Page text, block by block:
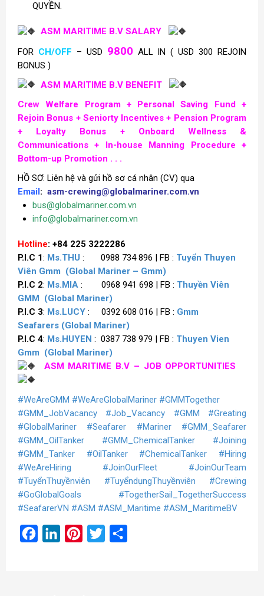
QUYỀN.
ASM MARITIME B.V SALARY
FOR CH/OFF – USD 9800 ALL IN ( USD 300 REJOIN
BONUS )
ASM MARITIME B.V BENEFIT
Crew Welfare Program + Personal Saving Fund +
Rejoin Bonus + Seniorty Incentives + Pension Program
+ Loyalty Bonus + Onboard Wellness &
Communications + In-house Manning Procedure +
Bottom-up Promotion . . .
HỒ SƠ: Liên hệ và gửi hồ sơ cá nhân (CV) qua
Email: asm-crewing@globalmariner.com.vn
bus@globalmariner.com.vn
info@globalmariner.com.vn
Hotline: +84 225 3222286
P.I.C 1: Ms.THU : 0988 734 896 | FB : Tuyển Thuyen
Viên Gmm (Global Mariner – Gmm)
P.I.C 2: Ms.MIA : 0968 941 698 | FB : Thuyền Viên
GMM (Global Mariner)
P.I.C 3: Ms.LUCY : 0392 608 016 | FB : Gmm
Seafarers (Global Mariner)
P.I.C 4: Ms.HUYEN : 0387 738 979 | FB : Thuyen Vien
Gmm (Global Mariner)
ASM MARITIME B.V – JOB OPPORTUNITIES
#WeAreGMM #WeAreGlobalMariner #GMMTogether
#GMM_JobVacancy
#Job_Vacancy #GMM
#Greating
#GlobalMariner
#Seafarer #Mariner
#GMM_Seafarer
#GMM_OilTanker
#GMM_ChemicalTanker
#Joining
#GMM_Tanker
#OilTanker #ChemicalTanker
#Hiring
#WeAreHiring
#JoinOurFleet
#JoinOurTeam
#TuyểnThuyềnviên
#TuyểndụngThuyềnviên
#Crewing
#GoGlobalGoals
#TogetherSail_TogetherSuccess
#SeafarerVN #ASM #ASM_Maritime #ASM_MaritimeBV
FacebookLinkedInPinterest
Twitter